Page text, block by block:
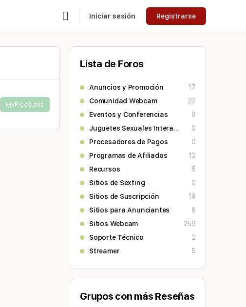
Iniciar sesión Registrarse
MyFreeCams
Lista de Foros
Anuncios y Promoción
17
Comunidad Webcam
22
Eventos y Conferencias
9
Juguetes Sexuales Interactivos
0
Procesadores de Pagos
0
Programas de Afiliados
12
Recursos
6
Sitios de Sexting
0
Sitios de Suscripción
19
Sitios para Anunciantes
6
Sitios Webcam
259
Soporte Técnico
2
Streamer
5
Grupos con más Reseñas